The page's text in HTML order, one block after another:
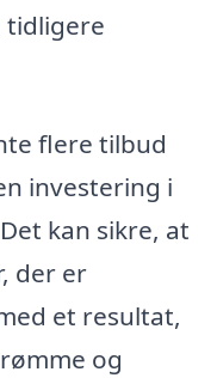
tidligere
flere tilbud
investering i
kan sikre, at
der er
et resultat,
og